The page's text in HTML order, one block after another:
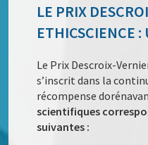
LE PRIX
ETHICSCIENCE
Le Prix Descroix-
s’inscrit dans la
récompense
scientifiques
suivantes :